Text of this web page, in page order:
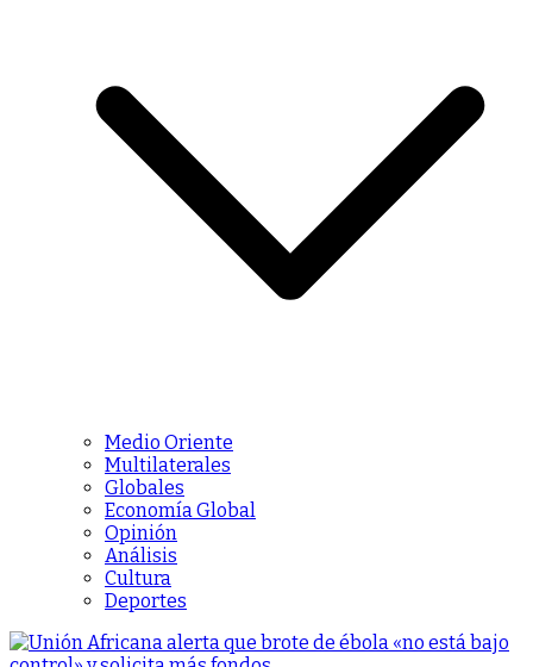
Medio Oriente
Multilaterales
Globales
Economía Global
Opinión
Análisis
Cultura
Deportes